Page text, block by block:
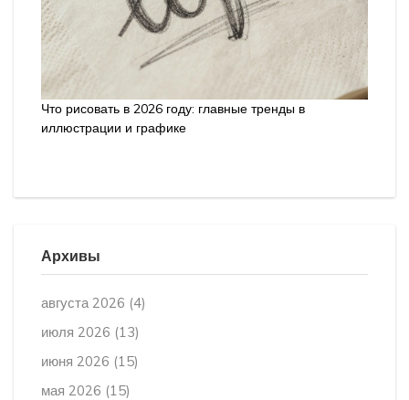
Что рисовать в 2026 году: главные тренды в
иллюстрации и графике
Архивы
августа 2026 (4)
июля 2026 (13)
июня 2026 (15)
мая 2026 (15)